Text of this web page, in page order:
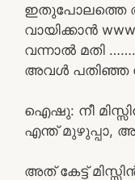
ഇതുപോലത്തെ
വായിക്കാൻ
വന്നാൽ മതി
അവൾ പതിഞ്ഞ
ഐഷു: നീ
എന്ത് മുഴുപ്പാ,
അത് കേട്ട്